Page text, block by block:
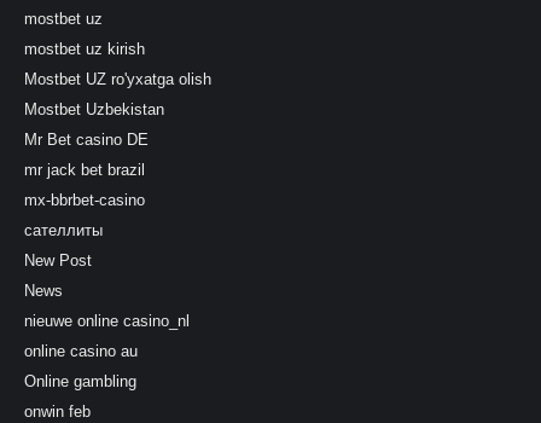
mostbet uz
mostbet uz kirish
Mostbet UZ ro'yxatga olish
Mostbet Uzbekistan
Mr Bet casino DE
mr jack bet brazil
mx-bbrbet-casino
сателлиты
New Post
News
nieuwe online casino_nl
online casino au
Online gambling
onwin feb